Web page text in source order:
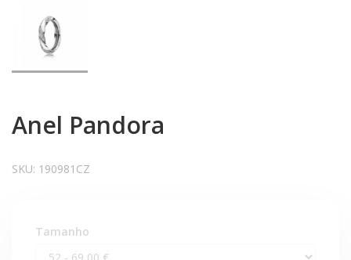
Anel Pandora
SKU: 190981CZ
Tamanho